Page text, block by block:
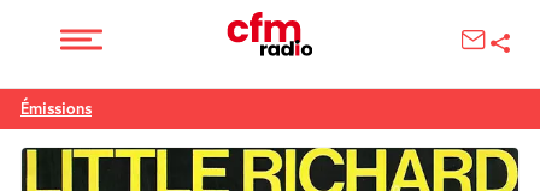
Émissions